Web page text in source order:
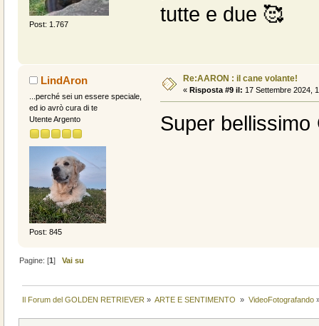
Post: 1.767
tutte e due 🥰
LindAron
...perché sei un essere speciale,
ed io avrò cura di te
Utente Argento
Post: 845
Re:AARON : il cane volante!
« Risposta #9 il: 17 Settembre 2024,
Super bellissimo
Pagine: [1]Vai su
Il Forum del GOLDEN RETRIEVER » ARTE E SENTIMENTO » VideoFotografando